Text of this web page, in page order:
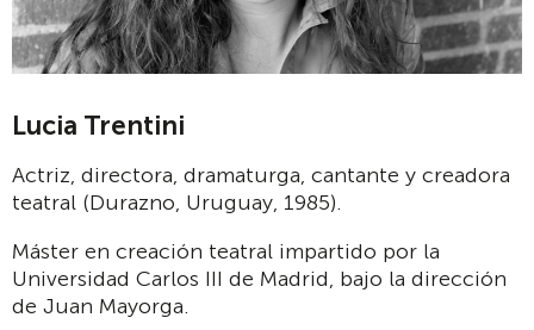
Lucia Trentini
Actriz, directora, dramaturga, cantante y creadora
teatral (Durazno, Uruguay, 1985).
Máster en creación teatral impartido por la
Universidad Carlos III de Madrid, bajo la dirección
de Juan Mayorga.